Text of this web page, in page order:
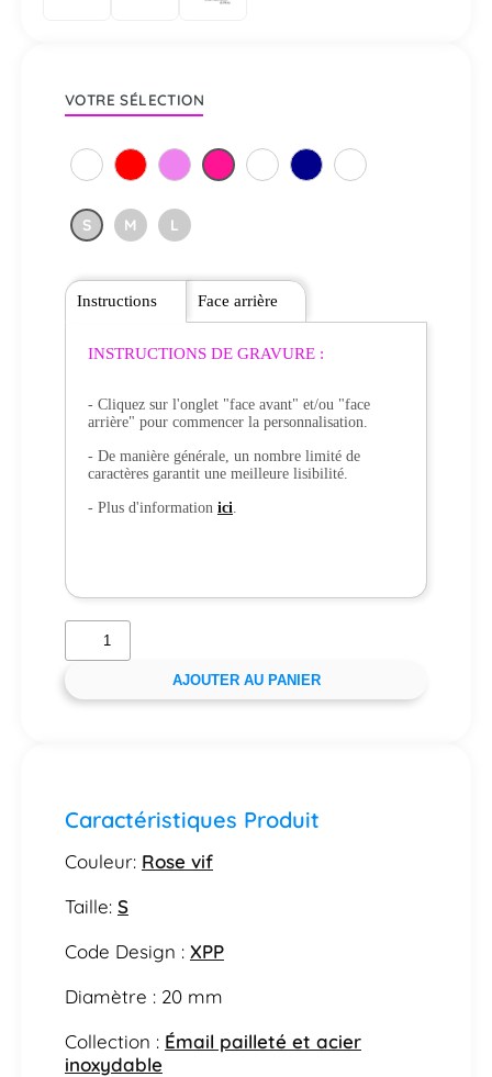
VOTRE SÉLECTION
S M L
Instructions
INSTRUCTIONS DE GRAVURE :
- Cliquez sur l'onglet "face avant" et/ou "face
arrière" pour commencer la personnalisation.
- De manière générale, un nombre limité de
caractères garantit une meilleure lisibilité.
- Plus d'information ici.
Face arrière
AJOUTER AU PANIER
Caractéristiques Produit
Couleur: Rose vif
Taille: S
Code Design : XPP
Diamètre : 20 mm
Collection : Émail pailleté et acier
inoxydable